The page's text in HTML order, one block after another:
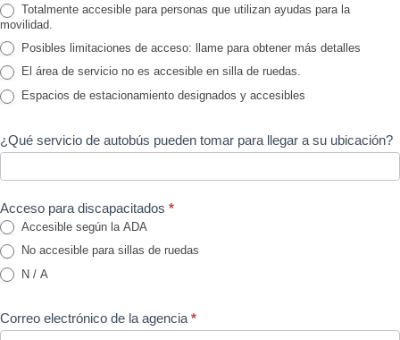
Totalmente accesible para personas que utilizan ayudas para la
movilidad.
Posibles limitaciones de acceso: llame para obtener más detalles
El área de servicio no es accesible en silla de ruedas.
Espacios de estacionamiento designados y accesibles
¿Qué servicio de autobús pueden tomar para llegar a su ubicación?
Acceso para discapacitados *
Accesible según la ADA
No accesible para sillas de ruedas
N / A
Correo electrónico de la agencia *